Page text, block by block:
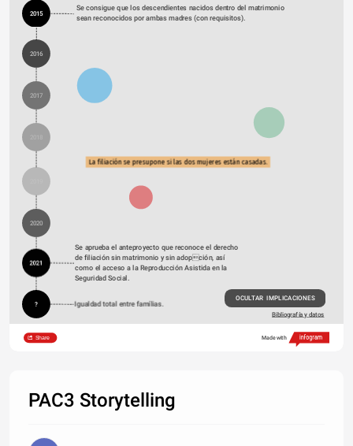
2015
Se consigue que los descendientes nacidos dentro del matrimonio
sean reconocidos por ambas madres (con requisitos).
2016
La filiación se presupone si las dos mujeres están casadas.
2017
2020
Se aprueba el anteproyecto que reconoce el derecho
de filiación sin matrimonio y sin adopción, así
como el acceso a la Reproducción Asistida en la
Seguridad Social.
2021
OCULTAR  IMPLICACIONES
? Igualdad total entre famílias.
Bibliografía y datos
Share Made with
PAC3 Storytelling